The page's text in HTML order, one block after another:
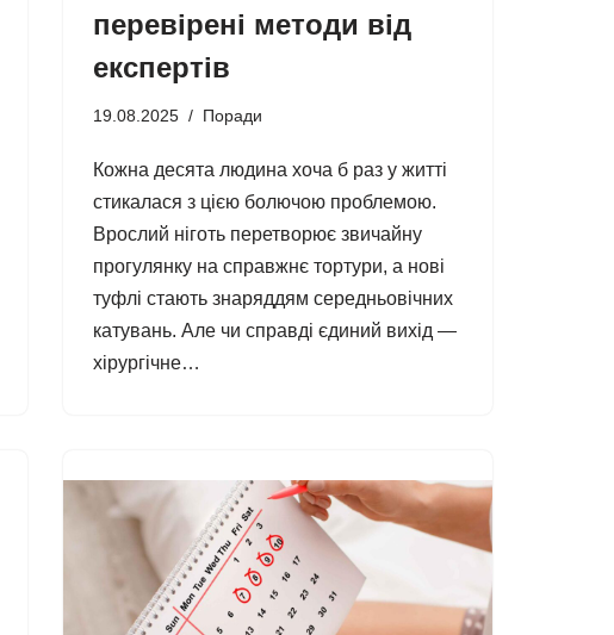
перевірені методи від
експертів
19.08.2025 Поради
Кожна десята людина хоча б раз у житті
стикалася з цією болючою проблемою.
Врослий ніготь перетворює звичайну
прогулянку на справжнє тортури, а нові
туфлі стають знаряддям середньовічних
катувань. Але чи справді єдиний вихід —
хірургічне…